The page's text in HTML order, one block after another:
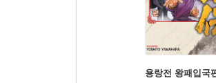
용랑전 왕패입국